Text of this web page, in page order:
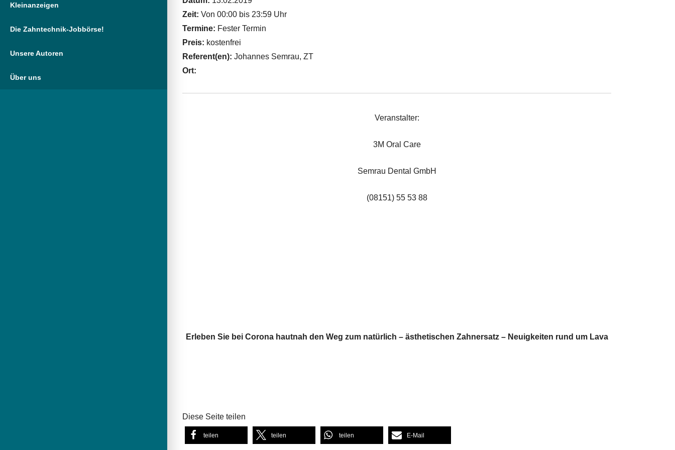
Kleinanzeigen
Die Zahntechnik-Jobbörse!
Unsere Autoren
Über uns
Zeit: Von 00:00 bis 23:59 Uhr
Termine: Fester Termin
Preis: kostenfrei
Referent(en):Johannes Semrau, ZT
Ort:
Veranstalter:
3M Oral Care
Semrau Dental GmbH
(08151) 55 53 88
Erleben Sie bei Corona hautnah den Weg zum natürlich – ästhetischen Zahnersatz – Neuigkeiten rund um Lava
Diese Seite teilen
teilen teilen teilen E-Mail